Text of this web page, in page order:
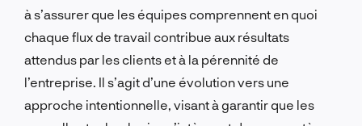
à s’assurer que les équipes comprennent en quoi
chaque flux de travail contribue aux résultats
attendus par les clients et à la pérennité de
l’entreprise. Il s’agit d’une évolution vers une
approche intentionnelle, visant à garantir que les